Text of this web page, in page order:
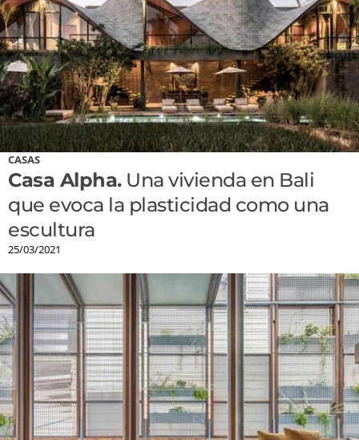
CASAS
Casa Alpha.Una vivienda en Bali
que evoca la plasticidad como una
escultura
25/03/2021